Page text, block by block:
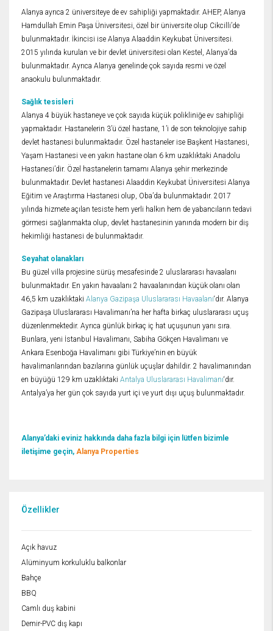
Alanya ayrıca 2 üniversiteye de ev sahipliği yapmaktadır. AHEP, Alanya
Hamdullah Emin Paşa Üniversitesi, özel bir üniversite olup Cikcilli’de
bulunmaktadır. İkincisi ise Alanya Alaaddin Keykubat Üniversitesi.
2015 yılında kurulan ve bir devlet üniversitesi olan Kestel, Alanya’da
bulunmaktadır. Ayrıca Alanya genelinde çok sayıda resmi ve özel
anaokulu bulunmaktadır.
Sağlık tesisleri
Alanya 4 büyük hastaneye ve çok sayıda küçük polikliniğe ev sahipliği
yapmaktadır. Hastanelerin 3’ü özel hastane, 1’i de son teknolojiye sahip
devlet hastanesi bulunmaktadır. Özel hastaneler ise Başkent Hastanesi,
Yaşam Hastanesi ve en yakın hastane olan 6 km uzaklıktaki Anadolu
Hastanesi’dir. Özel hastanelerin tamamı Alanya şehir merkezinde
bulunmaktadır. Devlet hastanesi Alaaddin Keykubat Üniversitesi Alanya
Eğitim ve Araştırma Hastanesi olup, Oba’da bulunmaktadır. 2017
yılında hizmete açılan tesiste hem yerli halkın hem de yabancıların tedavi
görmesi sağlanmakta olup, devlet hastanesinin yanında modern bir diş
hekimliği hastanesi de bulunmaktadır.
Seyahat olanakları
Bu güzel villa projesine sürüş mesafesinde 2 uluslararası havaalanı
bulunmaktadır. En yakın havaalanı 2 havaalanından küçük olanı olan
46,5 km uzaklıktaki Alanya Gazipaşa Uluslararası Havaalanı‘dır. Alanya
Gazipaşa Uluslararası Havalimanı’na her hafta birkaç uluslararası uçuş
düzenlenmektedir. Ayrıca günlük birkaç iç hat uçuşunun yanı sıra.
Bunlara, yeni İstanbul Havalimanı, Sabiha Gökçen Havalimanı ve
Ankara Esenboğa Havalimanı gibi Türkiye’nin en büyük
havalimanlarından bazılarına günlük uçuşlar dahildir. 2 havalimanından
en büyüğü 129 km uzaklıktaki Antalya Uluslararası Havalimanı‘dır.
Antalya’ya her gün çok sayıda yurt içi ve yurt dışı uçuş bulunmaktadır.
Alanya’daki eviniz hakkında daha fazla bilgi için lütfen bizimle
iletişime geçin, Alanya Properties
Özellikler
Açık havuz
Alüminyum korkuluklu balkonlar
Bahçe
BBQ
Camlı duş kabini
Demir-PVC dış kapı